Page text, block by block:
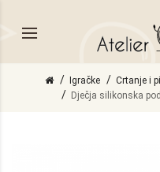
Igračke Crtanje i
Dječja silikonska